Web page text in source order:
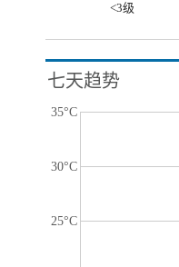
<3级
七天趋势
35°C
30°C
25°C